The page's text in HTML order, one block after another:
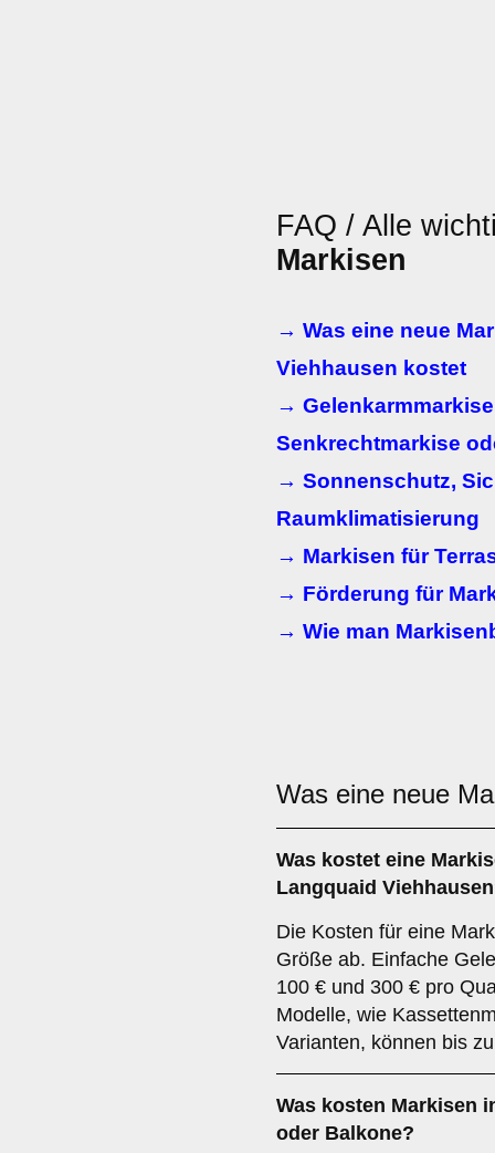
FAQ / Alle
Markisen
→ Was eine neue
Viehhausen kostet
→
Senkrechtmarkise
→ Sonnenschutz,
Raumklimatisierung
→ Markisen für
→ Förderung für
→ Wie man
Was eine neue
Was kostet eine
Langquaid
Die Kosten für eine
Größe ab. Einfache
100 € und 300 € pro
Modelle, wie
Varianten, können bis
Was kosten Markisen
oder Balkone?